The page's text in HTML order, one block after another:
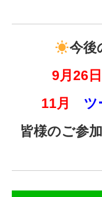
今後
9月26日
11月
ツ
皆様のご参